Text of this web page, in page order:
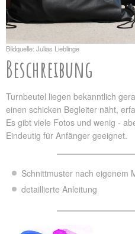
Bildquelle: Julias Lieblinge
Beschreibung
Turnbeutel liegen bekanntlich
einen schicken Begleiter näht,
Es gibt viele Fotos und wenig -
Eindeutig für Anfänger geeignet.
Schnittmuster nach eigenem
detaillierte Anleitung